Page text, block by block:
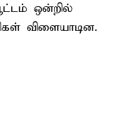
ஒன்றில்
விளையாடின.